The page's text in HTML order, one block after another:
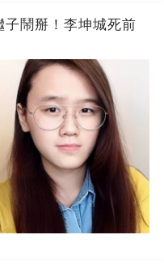
子鬧掰！李坤城死前